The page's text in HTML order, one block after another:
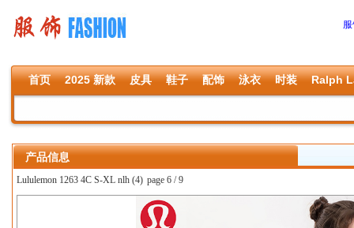
首页 2025 新款 皮具 鞋子 配饰 泳衣 时装 Ralph
产品信息
Lululemon 1263 4C S-XL nlh (4) page 6 / 9
上一张